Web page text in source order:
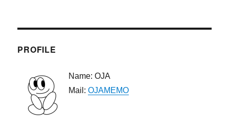
PROFILE
Name: OJA
Mail:OJAMEMO